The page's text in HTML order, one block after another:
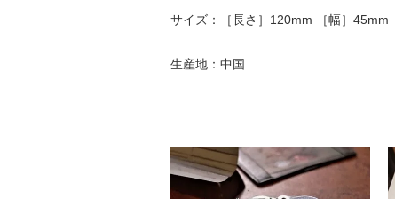
サイズ：［長さ］120mm ［幅］45mm
生産地：中国